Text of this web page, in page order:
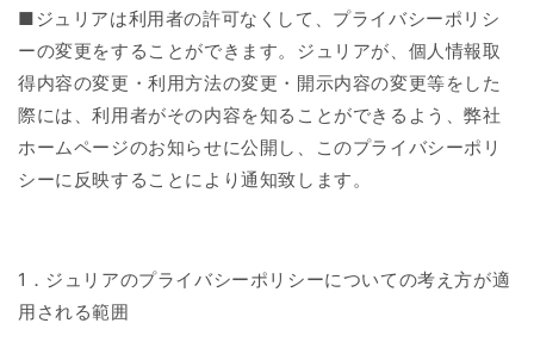
■ジュリアは利用者の許可なくして、プライバシーポリシ
ーの変更をすることができます。ジュリアが、個人情報取
得内容の変更・利用方法の変更・開示内容の変更等をした
際には、利用者がその内容を知ることができるよう、弊社
ホームページのお知らせに公開し、このプライバシーポリ
シーに反映することにより通知致します。
1 ．ジュリアのプライバシーポリシーについての考え方が適
用される範囲